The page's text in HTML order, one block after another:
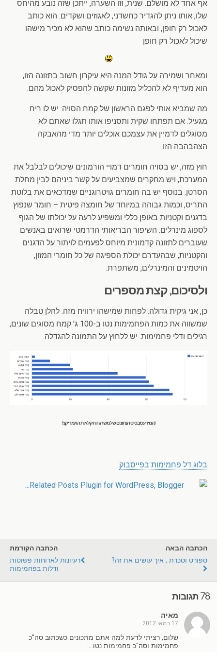
אף אחד לא מושלם. שנית, וזו השערה, ייתכן שזה נובע מהיחס
שלו, אותו ניתן להגדיר כחשדני, לאגוזים ושקדים. הוא כותב
לאכול רק חופן, ובאותה נשימה כותב שהוא לא מכיר מישהו
שיכול לאכול רק חופן
ומאחר ושמירה על גודל המנה היא עיקרון חשוב בתזונה הזו,
הוא מעדיף לא להכליל מזונות שקשה להפסיק לאכול מהם.
מה שמביא אותי לפגם הראשון של קמח הסויה: יש לו ריח
מגעיל. אם תפתחו שקית ותסניפו אותו תגלו שאתם לא
מסוגלים לדמיין את עצמכם אוכלים יותר מדי מהאבקה
הצהבהבה הזו.
חוץ מזה, יש בסויה חומרים דמויי הורמונים שיכולים לבלבל את
המערכת, ויש מחקרים שמצביעים על קשר ביניהם לבין מחלת
הסרטן. בנוסף יש בה חומרים גויטרוגניים שמדכאים את בלוטת
התריס, וכמות גבוהה במיוחד של חומצה פיטית – חומר שנפוץ
בדגנים וקטניות באופן כללי ומשפיע לרעה על יכולתו של הגוף
לספוג מינרלים. השיפור הבריאותי הדרמטי שרואים באנשים
שעוברים לתזונה קדמונית מיוחס לפעמים לויתור על הדגנים
והקטניות, שבהעדרם יכולת הספיגה של כל חומרי המזון,
הויטמינים והמינרלים, משתפרת.
ולסיכום, קצת מספרים
כן, אני גיקית גדולה. לפחות שמישהו ירוויח מזה. להלן טבלה
שמשווה את כמות הפחמימות נטו ב-100 ג' קמח מסוגים שונים,
רגילים ודלי פחמימות. יש ללחוץ על התמונה להגדלה.
(המידע מבסיס הנתונים של משרג החקלאות האמריקני)
בלוג דל פחמימות בפייסבוק
הכתבה הקודמת
רעיונות לארוחות פשוטות
ודלות בפחמימות
הכתבה הבאה
ספורט וסכרת , איך עושים את זה?
78 תגובות
מאיה
17 במאי 2012
שלום, רציתי לדעת למה אתם מתכונים כשכתוב סה"כ
פחמימות וסה"כ פחמימות נטו….